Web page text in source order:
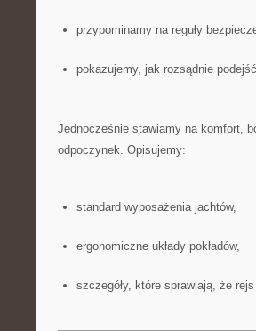
przypominamy na reguły
pokazujemy, jak rozsądnie
Jednocześnie stawiamy na komfort,
odpoczynek. Opisujemy:
standard wyposażenia jachtów,
ergonomiczne układy pokładów,
szczegóły, które sprawiają, że